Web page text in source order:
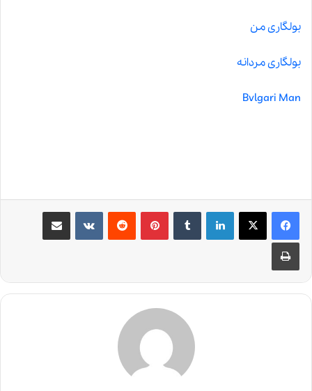
بولگاری من
بولگاری مردانه
Bvlgari Man
لینکدین ‫پین‌ترست ‫رددیت
چاپ